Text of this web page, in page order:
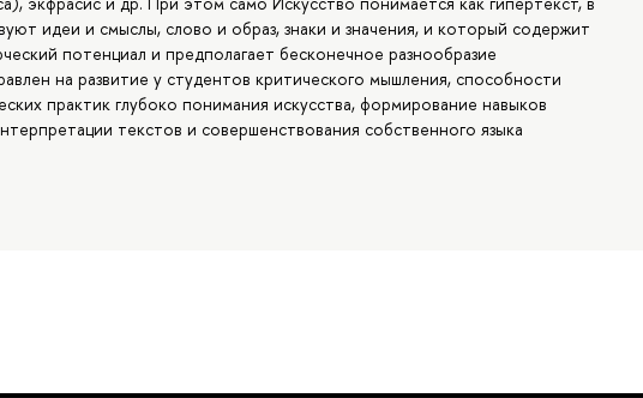
идеи и смыслы, слово и образ, знаки и значения, и который содержит
потенциал и предполагает бесконечное разнообразие
на развитие у студентов критического мышления, способности
практик глубоко понимания искусства, формирование навыков
текстов и совершенствования собственного языка